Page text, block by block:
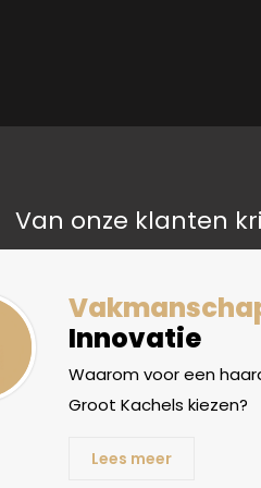
Van onze klanten
Innovatie
Waarom voor een
Groot Kachels kiezen?
Lees meer